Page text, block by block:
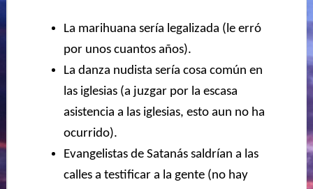
La marihuana sería legalizada (le erró
por unos cuantos años).
La danza nudista sería cosa común en
las iglesias (a juzgar por la escasa
asistencia a las iglesias, esto aun no ha
ocurrido).
Evangelistas de Satanás saldrían a las
calles a testificar a la gente (no hay